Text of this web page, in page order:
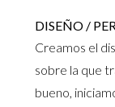
DISEÑO /
Creamos el
sobre la que
bueno,